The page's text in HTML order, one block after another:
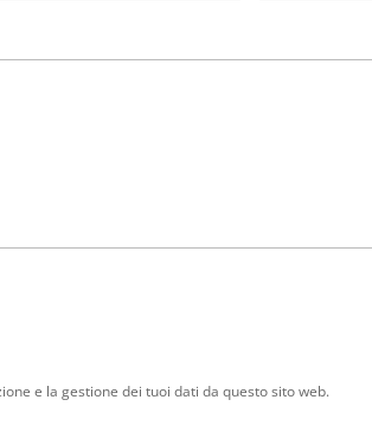
e la gestione dei tuoi dati da questo sito web.